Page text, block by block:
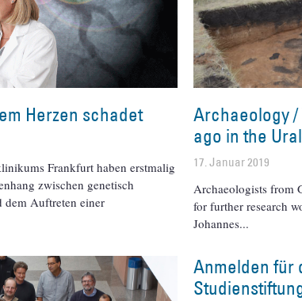
Herzen schadet
Frankfurt haben erstmalig
zwischen genetisch
dem Auftreten einer
Archaeology /
ago in the
17. Januar 2019
Archaeologists from
for further research
Johannes
Anmelden für